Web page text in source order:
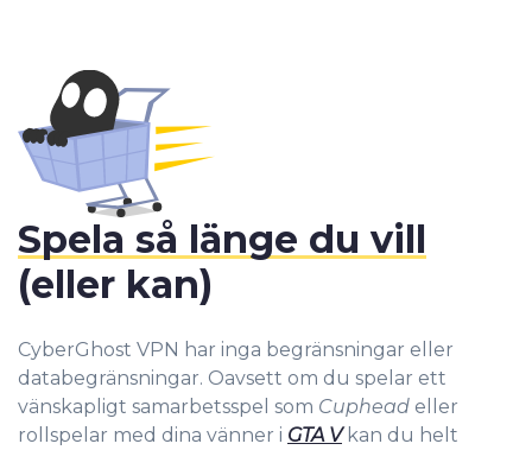
CyberGhost VPN har inga begränsningar eller
databegränsningar. Oavsett om du spelar ett
vänskapligt samarbetsspel som Cuphead eller
rollspelar med dina vänner i GTA Vkan du helt
Spela så länge du vill
(eller kan)